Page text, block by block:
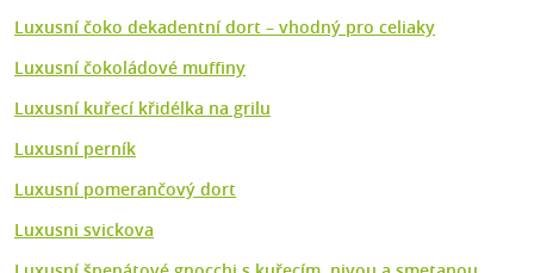
Luxusní čoko dekadentní dort –⁠ vhodný pro celiaky
Luxusní čokoládové muffiny
Luxusní kuřecí křidélka na grilu
Luxusní perník
Luxusní pomerančový dort
Luxusni svickova